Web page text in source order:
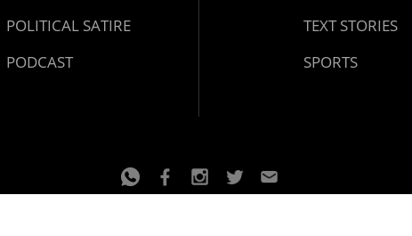
POLITICAL SATIRE
PODCAST
TEXT STORIES
SPORTS